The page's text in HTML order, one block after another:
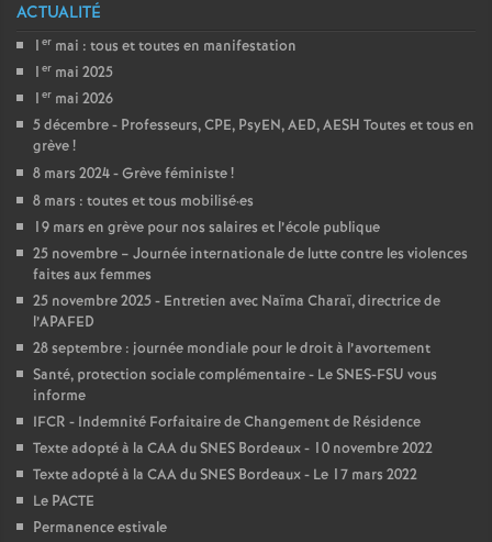
l
s
E
n
s
e
i
ACTUALITÉ
1 er mai : tous et toutes en manifestation
1 er mai 2025
1 er mai 2026
5 décembre - Professeurs, CPE, PsyEN, AED, AESH Toutes et tous en
grève!
8 mars 2024 - Grève féministe!
8 mars : toutes et tous mobilisé·es
19 mars en grève pour nos salaires et l’école publique
25 novembre – Journée internationale de lutte contre les violences
faites aux femmes
25 novembre 2025 - Entretien avec Naïma Charaï, directrice de
l’APAFED
28 septembre : journée mondiale pour le droit à l’avortement
Santé, protection sociale complémentaire - Le SNES-FSU vous
informe
IFCR - Indemnité Forfaitaire de Changement de Résidence
Texte adopté à la CAA du SNES Bordeaux - 10 novembre 2022
Texte adopté à la CAA du SNES Bordeaux - Le 17 mars 2022
Le PACTE
Permanence estivale